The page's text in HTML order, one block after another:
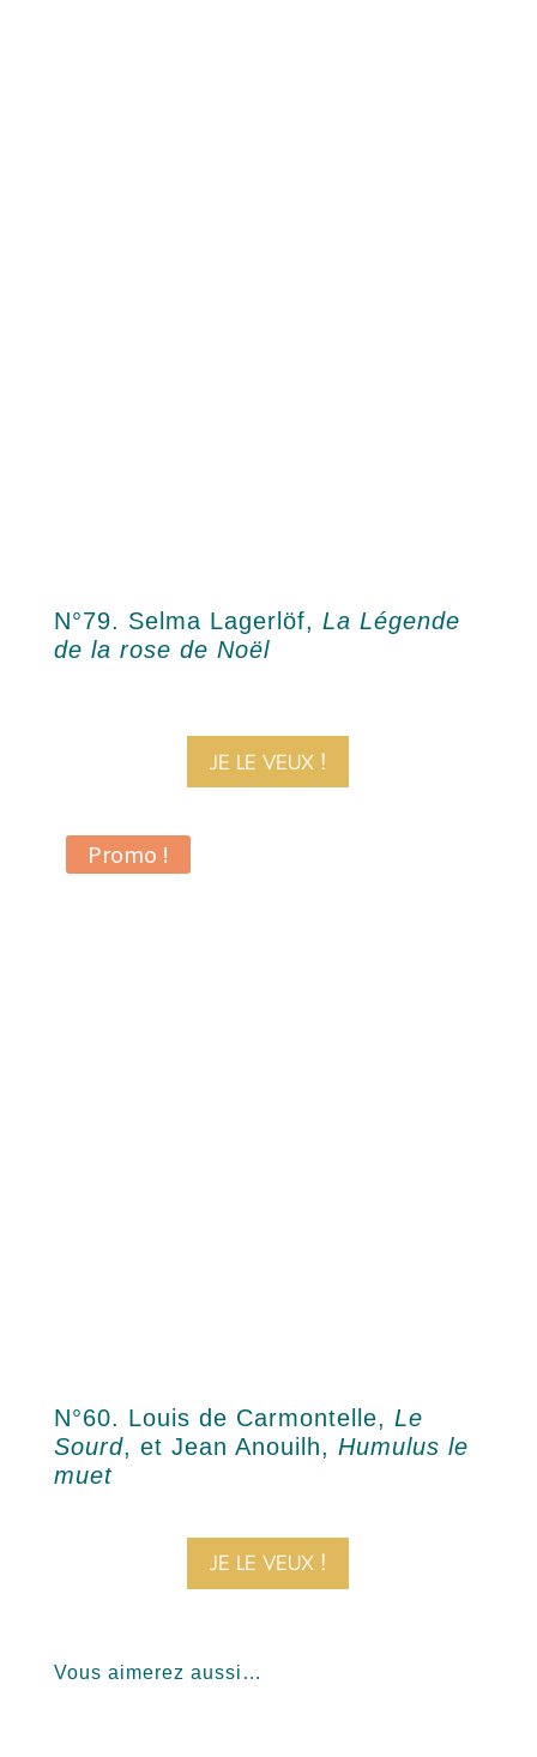
N°79. Selma Lagerlöf, La Légende
de la rose de Noël
JE LE VEUX !
Promo !
N°60. Louis de Carmontelle, Le
Sourd, et Jean Anouilh, Humulus le
muet
JE LE VEUX !
Vous aimerez aussi…